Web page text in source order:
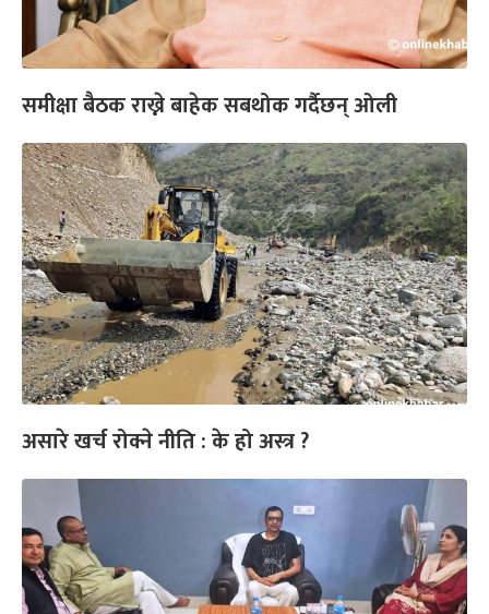
समीक्षा बैठक राख्ने बाहेक सबथोक गर्दैछन् ओली
असारे खर्च रोक्ने नीति : के हो अस्त्र ?